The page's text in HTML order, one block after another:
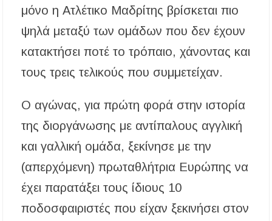
μόνο η Ατλέτικο Μαδρίτης βρίσκεται πιο
ψηλά μεταξύ των ομάδων που δεν έχουν
κατακτήσει ποτέ το τρόπαιο, χάνοντας και
τους τρεις τελικούς που συμμετείχαν.
Ο αγώνας, για πρώτη φορά στην ιστορία
της διοργάνωσης με αντίπαλους αγγλική
και γαλλική ομάδα, ξεκίνησε με την
(απερχόμενη) πρωταθλήτρια Ευρώπης να
έχει παρατάξει τους ίδιους 10
ποδοσφαιριστές που είχαν ξεκινήσει στον